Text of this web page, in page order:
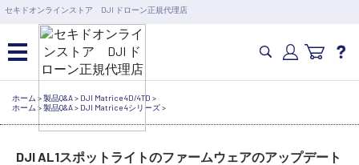
セキドオンラインストア DJI ドローン正規代理店
営業日の15時まで即日出荷
6,000円以上のご購入で送料無料！ポイント1%還元 >>
カメラドローン・生活家電
ホーム >製品Q&A> DJI Matrice 4D/4TD >
ホーム >製品Q&A> DJI Matrice 4シリーズ>
DJI AL1スポットライトのファームウェアのアップデート